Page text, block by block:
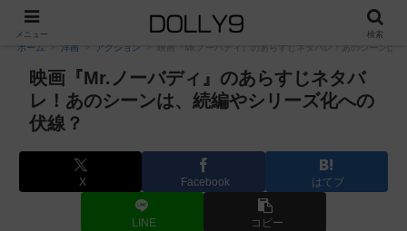
PR
ホーム 洋画 アクション 映画『Mr.ノーバディ』のあらすじネタバレ！あのシーンは
映画『Mr.ノーバディ』のあらすじネタバ
レ！あのシーンは、続編やシリーズ化への
伏線？
X Facebook はてブ
LINE コピー
メニュー 検索